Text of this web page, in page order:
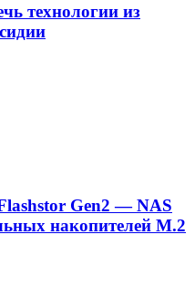
технологии из
Gen2 — NAS
накопителей M.2